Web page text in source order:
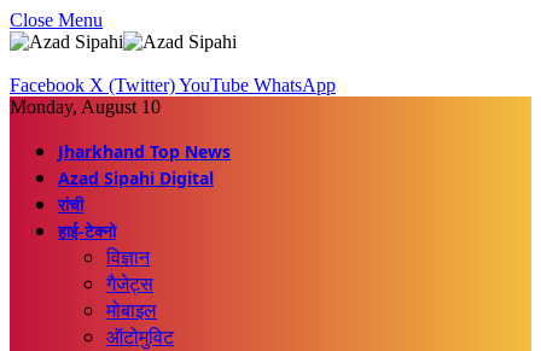
Close Menu
Facebook X (Twitter)YouTube WhatsApp
Monday, August 10
Jharkhand Top News
Azad Sipahi Digital
रांची
हाई-टेक्नो
विज्ञान
गैजेट्स
मोबाइल
ऑटोमुविट